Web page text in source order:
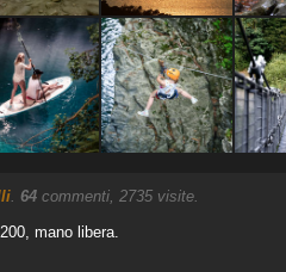
. 64commenti, 2735 visite.
mano libera.